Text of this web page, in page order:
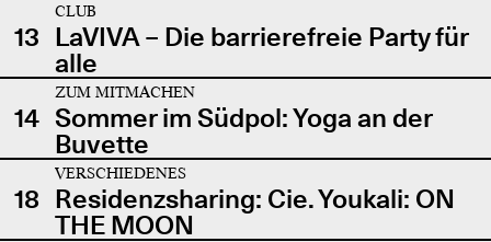
13
CLUB
LaVIVA – Die barrierefreie Party für
alle
14
ZUM MITMACHEN
Sommer im Südpol: Yoga an der
Buvette
18
VERSCHIEDENES
Residenzsharing: Cie. Youkali: ON
THE MOON